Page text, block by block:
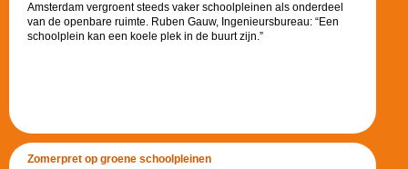
Amsterdam vergroent steeds vaker schoolpleinen als onderdeel
van de openbare ruimte. Ruben Gauw, Ingenieursbureau: “Een
schoolplein kan een koele plek in de buurt zijn.”
Zomerpret op groene schoolpleinen